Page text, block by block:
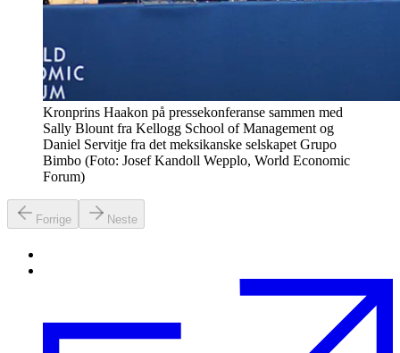
Kronprins Haakon på pressekonferanse sammen med
Sally Blount fra Kellogg School of Management og
Daniel Servitje fra det meksikanske selskapet Grupo
Bimbo (Foto: Josef Kandoll Wepplo, World Economic
Forum)
Forrige Neste